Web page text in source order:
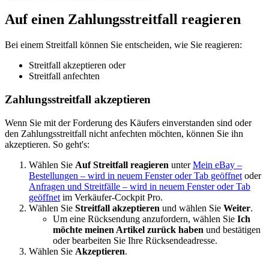
Auf einen Zahlungsstreitfall reagieren
Bei einem Streitfall können Sie entscheiden, wie Sie reagieren:
Streitfall akzeptieren oder
Streitfall anfechten
Zahlungsstreitfall akzeptieren
Wenn Sie mit der Forderung des Käufers einverstanden sind oder
den Zahlungsstreitfall nicht anfechten möchten, können Sie ihn
akzeptieren. So geht's:
Wählen Sie Auf Streitfall reagieren unterMein eBay –
Bestellungen – wird in neuem Fenster oder Tab geöffnet oder
Anfragen und Streitfälle – wird in neuem Fenster oder Tab
geöffnet im Verkäufer-Cockpit Pro.
Wählen Sie Streitfall akzeptieren und wählen Sie Weiter.
Um eine Rücksendung anzufordern, wählen Sie Ich
möchte meinen Artikel zurück haben und bestätigen
oder bearbeiten Sie Ihre Rücksendeadresse.
Wählen Sie Akzeptieren.